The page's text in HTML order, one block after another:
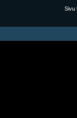
Sivu